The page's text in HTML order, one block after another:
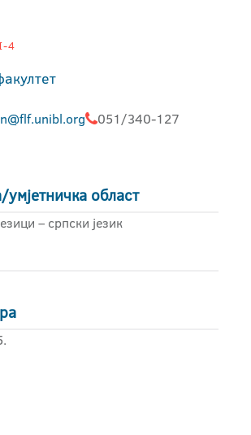
4
051/340-127
област
– српски језик